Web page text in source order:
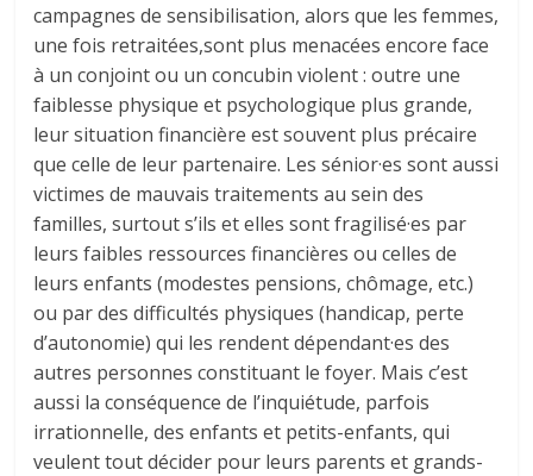
campagnes de sensibilisation, alors que les femmes,
une fois retraitées,sont plus menacées encore face
à un conjoint ou un concubin violent : outre une
faiblesse physique et psychologique plus grande,
leur situation financière est souvent plus précaire
que celle de leur partenaire. Les sénior·es sont aussi
victimes de mauvais traitements au sein des
familles, surtout s’ils et elles sont fragilisé·es par
leurs faibles ressources financières ou celles de
leurs enfants (modestes pensions, chômage, etc.)
ou par des difficultés physiques (handicap, perte
d’autonomie) qui les rendent dépendant·es des
autres personnes constituant le foyer. Mais c’est
aussi la conséquence de l’inquiétude, parfois
irrationnelle, des enfants et petits-enfants, qui
veulent tout décider pour leurs parents et grands-